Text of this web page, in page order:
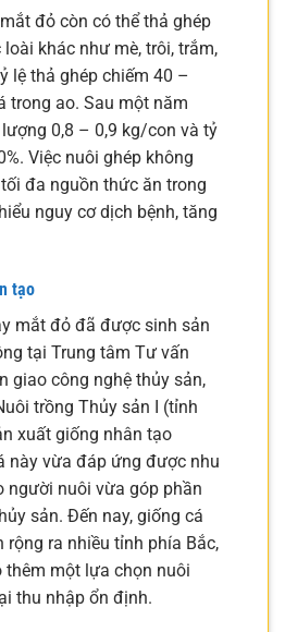
đỏ còn có thể thả ghép
khác như mè, trôi, trắm,
lệ thả ghép chiếm 40 –
trong ao. Sau một năm
0,8 – 0,9 kg/con và tỷ
Việc nuôi ghép không
đa nguồn thức ăn trong
nguy cơ dịch bệnh, tăng
tạo
mắt đỏ đã được sinh sản
tại Trung tâm Tư vấn
giao công nghệ thủy sản,
trồng Thủy sản I (tỉnh
xuất giống nhân tạo
này vừa đáp ứng được nhu
người nuôi vừa góp phần
sản. Đến nay, giống cá
rộng ra nhiều tỉnh phía Bắc,
một lựa chọn nuôi
thu nhập ổn định.